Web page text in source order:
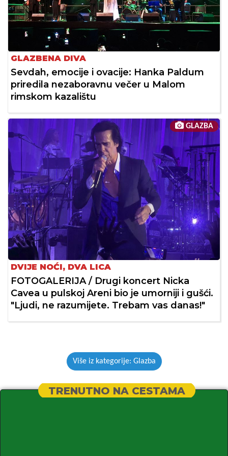
GLAZBENA DIVA
Sevdah, emocije i ovacije: Hanka Paldum
priredila nezaboravnu večer u Malom
rimskom kazalištu
GLAZBA
DVIJE NOĆI, DVA LICA
FOTOGALERIJA / Drugi koncert Nicka
Cavea u pulskoj Areni bio je umorniji i gušći.
"Ljudi, ne razumijete. Trebam vas danas!"
Više iz kategorije: Glazba
TRENUTNO NA CESTAMA